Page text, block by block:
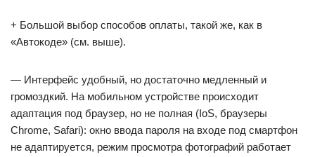
+ Большой выбор способов оплаты, такой же, как в
«Автокоде» (см. выше).
— Интерфейс удобный, но достаточно медленный и
громоздкий. На мобильном устройстве происходит
адаптация под браузер, но не полная (IoS, браузеры
Chrome, Safari): окно ввода пароля на входе под смартфон
не адаптируется, режим просмотра фотографий работает